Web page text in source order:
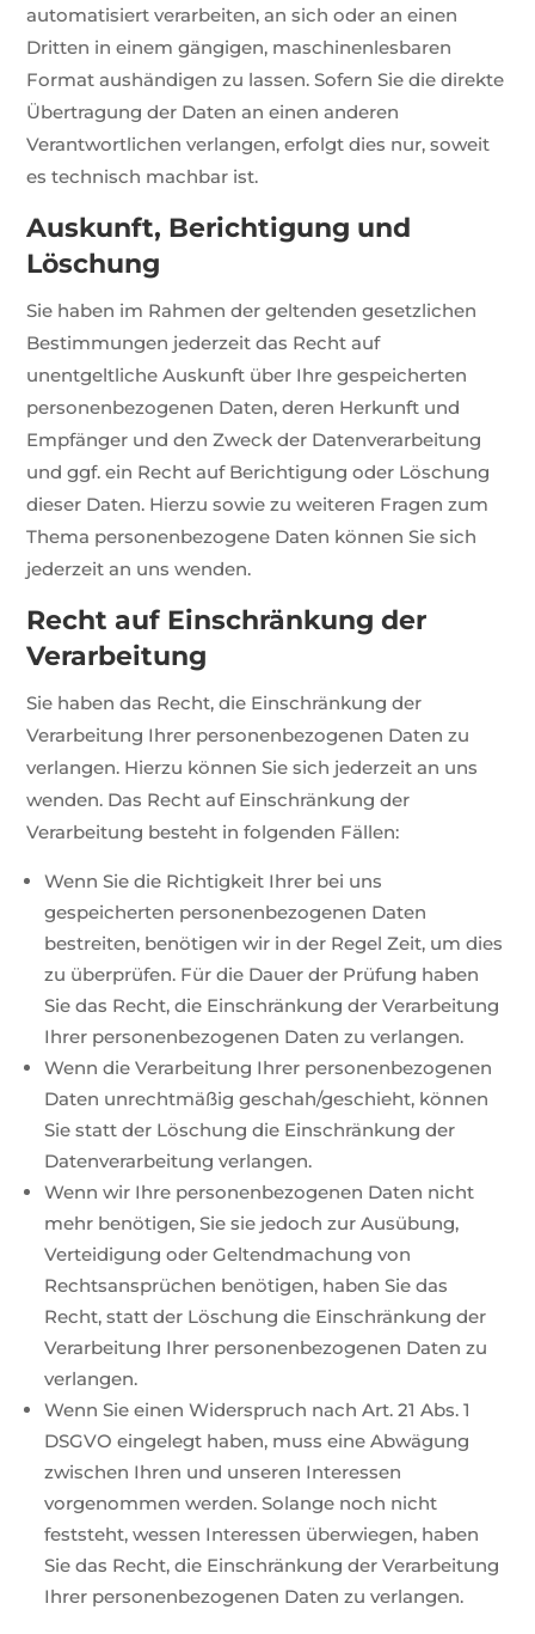
automatisiert verarbeiten, an sich oder an einen
Dritten in einem gängigen, maschinenlesbaren
Format aushändigen zu lassen. Sofern Sie die direkte
Übertragung der Daten an einen anderen
Verantwortlichen verlangen, erfolgt dies nur, soweit
es technisch machbar ist.
Auskunft, Berichtigung und
Löschung
Sie haben im Rahmen der geltenden gesetzlichen
Bestimmungen jederzeit das Recht auf
unentgeltliche Auskunft über Ihre gespeicherten
personenbezogenen Daten, deren Herkunft und
Empfänger und den Zweck der Datenverarbeitung
und ggf. ein Recht auf Berichtigung oder Löschung
dieser Daten. Hierzu sowie zu weiteren Fragen zum
Thema personenbezogene Daten können Sie sich
jederzeit an uns wenden.
Recht auf Einschränkung der
Verarbeitung
Sie haben das Recht, die Einschränkung der
Verarbeitung Ihrer personenbezogenen Daten zu
verlangen. Hierzu können Sie sich jederzeit an uns
wenden. Das Recht auf Einschränkung der
Verarbeitung besteht in folgenden Fällen:
Wenn Sie die Richtigkeit Ihrer bei uns
gespeicherten personenbezogenen Daten
bestreiten, benötigen wir in der Regel Zeit, um dies
zu überprüfen. Für die Dauer der Prüfung haben
Sie das Recht, die Einschränkung der Verarbeitung
Ihrer personenbezogenen Daten zu verlangen.
Wenn die Verarbeitung Ihrer personenbezogenen
Daten unrechtmäßig geschah/geschieht, können
Sie statt der Löschung die Einschränkung der
Datenverarbeitung verlangen.
Wenn wir Ihre personenbezogenen Daten nicht
mehr benötigen, Sie sie jedoch zur Ausübung,
Verteidigung oder Geltendmachung von
Rechtsansprüchen benötigen, haben Sie das
Recht, statt der Löschung die Einschränkung der
Verarbeitung Ihrer personenbezogenen Daten zu
verlangen.
Wenn Sie einen Widerspruch nach Art. 21 Abs. 1
DSGVO eingelegt haben, muss eine Abwägung
zwischen Ihren und unseren Interessen
vorgenommen werden. Solange noch nicht
feststeht, wessen Interessen überwiegen, haben
Sie das Recht, die Einschränkung der Verarbeitung
Ihrer personenbezogenen Daten zu verlangen.